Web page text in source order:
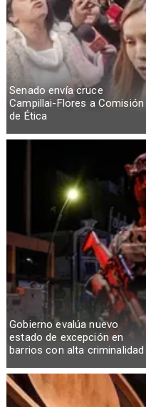
Senado envía cruce
Campillai-Flores a Comisión
de Ética
Gobierno evalúa nuevo
estado de excepción en
barrios con alta criminalidad